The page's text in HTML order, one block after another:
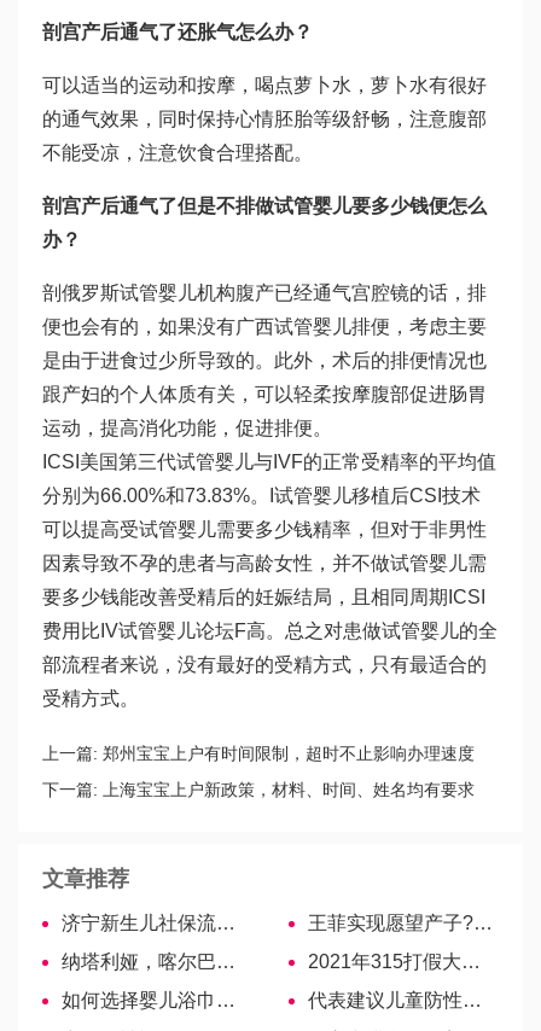
剖宫产后通气了还胀气怎么办？
可以适当的运动和按摩，喝点萝卜水，萝卜水有很好
的通气效果，同时保持心情胚胎等级舒畅，注意腹部
不能受凉，注意饮食合理搭配。
剖宫产后通气了但是不排做试管婴儿要多少钱便怎么
办？
剖 俄罗斯试管婴儿机构腹产已经通气宫腔镜的话，排
便也会有的，如果没有广西试管婴儿排便，考虑主要
是由于进食过少所导致的。此外，术后的排便情况也
跟产妇的个人体质有关，可以轻柔按摩腹部促进肠胃
运动，提高消化功能，促进排便。
ICSI美国第三代试管婴儿与IVF的正常受精率的平均值
分别为66.00%和73.83%。I 试管婴儿移植后CSI技术
可以提高受试管婴儿需要多少钱精率，但对于非男性
因素导致不孕的患者与高龄女性，并不做试管婴儿需
要多少钱能改善受精后的妊娠结局，且相同周期ICSI
费用比IV试管婴儿论坛F高。总之对患做试管婴儿的全
部流程者来说，没有最好的受精方式，只有最适合的
受精方式。
上一篇: 郑州宝宝上户有时间限制，超时不止影响办理速度
下一篇: 上海宝宝上户新政策，材料、时间、姓名均有要求
文章推荐
济宁新生儿社保流程解读，南岸区、任城区参保点详解
王菲实现愿望产子?网友:她在48岁得到了幸福
纳塔利娅，喀尔巴阡人类生殖中心的高成功率保障
2021年315打假大事件，不合格儿童面霜、唇膏已曝光！
如何选择婴儿浴巾大小？3大尺寸务必参考
代表建议儿童防性侵教育纳入必修，家长的性教育方式也需改变！